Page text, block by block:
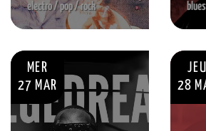
electro / pop / rock
MER
27 MAR
JEU
28